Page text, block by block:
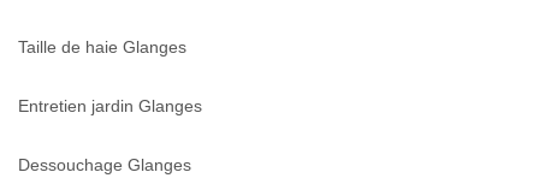
Taille de haie Glanges
Entretien jardin Glanges
Dessouchage Glanges